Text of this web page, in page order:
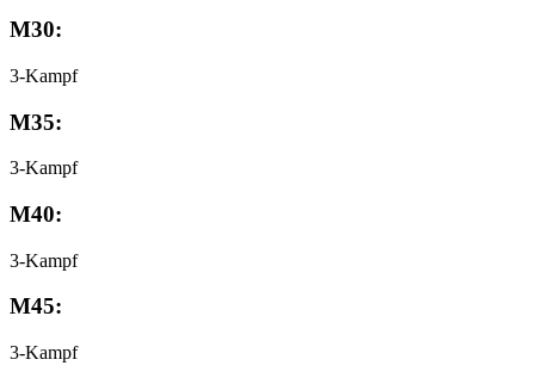
M30:
3-Kampf
M35:
3-Kampf
M40:
3-Kampf
M45:
3-Kampf